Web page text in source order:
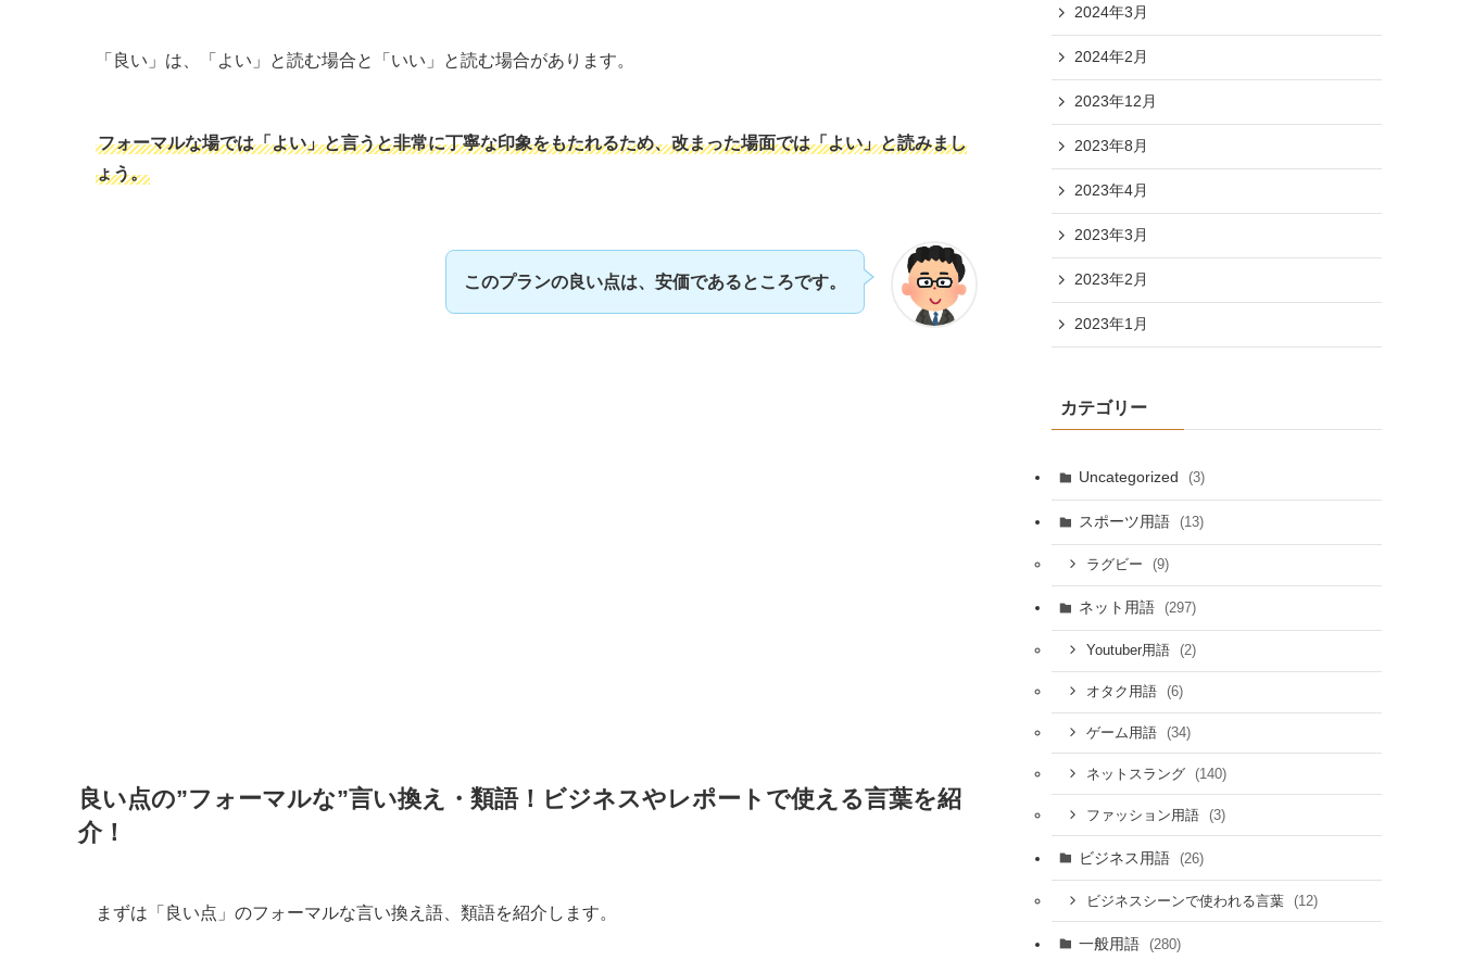
「良い」は、「よい」と読む場合と「いい」と読む場合があります。
フォーマルな場では「よい」と言うと非常に丁寧な印象をもたれるため、改まった場面では「よい」と読みまし
ょう。
このプランの良い点は、安価であるところです。
良い点の”フォーマルな”言い換え・類語！ビジネスやレポートで使える言葉を紹
介！
まずは「良い点」のフォーマルな言い換え語、類語を紹介します。
2024年3月
2024年2月
2023年12月
2023年8月
2023年4月
2023年3月
2023年2月
2023年1月
カテゴリー
Uncategorized (3)
スポーツ用語 (13)
ラグビー (9)
ネット用語 (297)
Youtuber用語 (2)
オタク用語 (6)
ゲーム用語 (34)
ネットスラング (140)
ファッション用語 (3)
ビジネス用語 (26)
ビジネスシーンで使われる言葉 (12)
一般用語 (280)